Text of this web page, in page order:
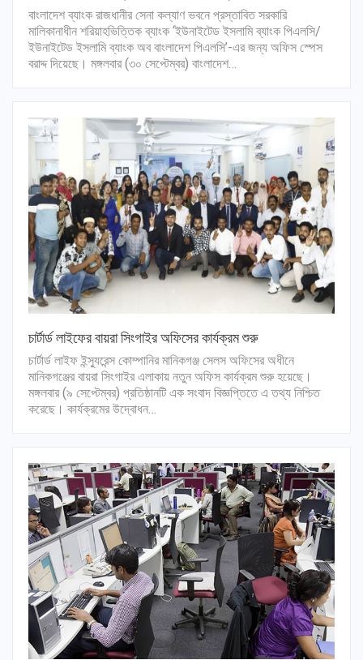
বাংলাদেশ ব্যাংক রাজধানীর সেনা কল্যাণ ভবনে প্রস্তাবিত সরকারি
মালিকানাধীন শরিয়াহভিত্তিক ব্যাংক ‘ইউনাইটেড ইসলামি ব্যাংক পিএলসি/
ইউনাইটেড ইসলামি ব্যাংক অব বাংলাদেশ পিএলসি’-এর জন্য অফিস স্পেস
বরাদ্দ দিয়েছে। মঙ্গলবার (৩০ সেপ্টেম্বর) বাংলাদেশ…
চার্টার্ড লাইফের বায়রা সিংগাইর অফিসের কার্যক্রম শুরু
চার্টার্ড লাইফ ইন্স্যুরেন্স কোম্পানির মানিকগঞ্জ সেলস অফিসের অধীনে
মানিকগঞ্জের বায়রা সিংগাইর এলাকায় নতুন অফিস কার্যক্রম শুরু হয়েছে।
মঙ্গলবার (৯ সেপ্টেম্বর) প্রতিষ্ঠানটি এক সংবাদ বিজ্ঞপ্তিতে এ তথ্য নিশ্চিত
করেছে। কার্যক্রমের উদ্বোধন…